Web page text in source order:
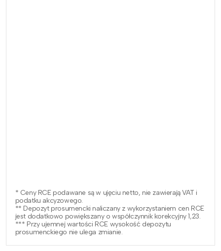
* Ceny RCE podawane są w ujęciu netto, nie zawierają VAT i
podatku akcyzowego.
** Depozyt prosumencki naliczany z wykorzystaniem cen RCE
jest dodatkowo powiększany o współczynnik korekcyjny 1,23.
*** Przy ujemnej wartości RCE wysokość depozytu
prosumenckiego nie ulega zmianie.